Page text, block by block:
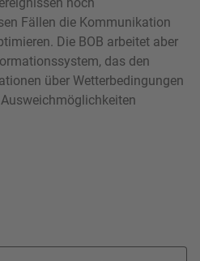
Fällen die Kommunikation
Die BOB arbeitet aber
das den
über Wetterbedingungen